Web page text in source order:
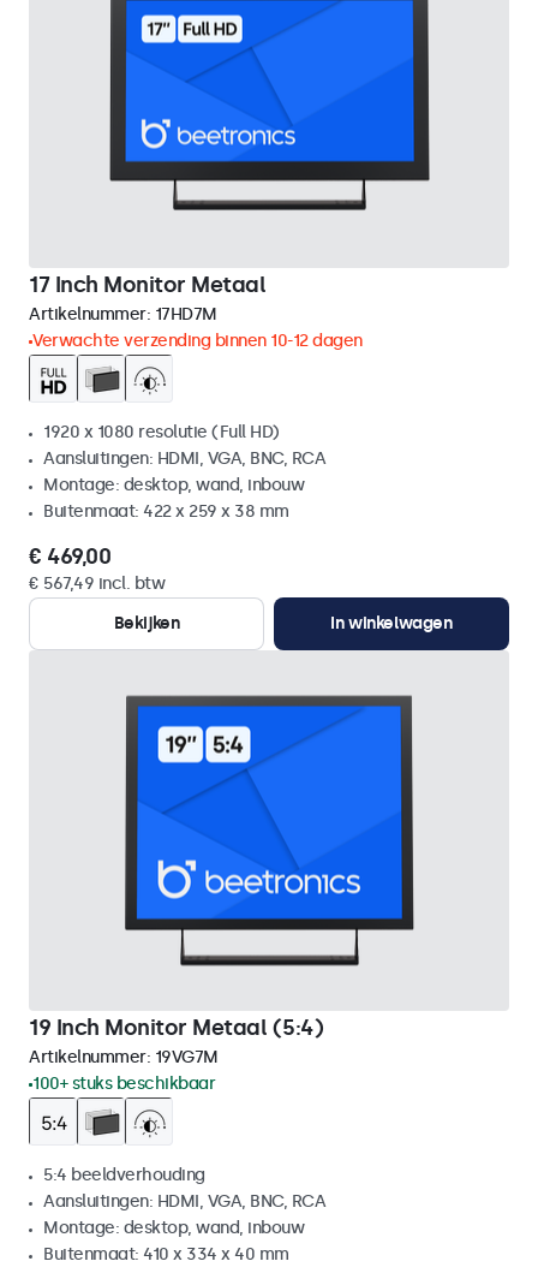
17 Inch Monitor Metaal
Artikelnummer: 17HD7M
Verwachte verzending binnen 10-12 dagen
1920 x 1080 resolutie (Full HD)
Aansluitingen: HDMI, VGA, BNC, RCA
Montage: desktop, wand, inbouw
Buitenmaat: 422 x 259 x 38 mm
€ 469,00
€ 567,49 incl. btw
Bekijken
In winkelwagen
19 Inch Monitor Metaal (5:4)
Artikelnummer: 19VG7M
100+ stuks beschikbaar
5:4 beeldverhouding
Aansluitingen: HDMI, VGA, BNC, RCA
Montage: desktop, wand, inbouw
Buitenmaat: 410 x 334 x 40 mm